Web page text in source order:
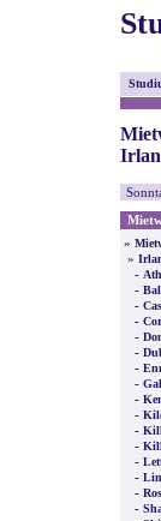
»
»
-
-
-
-
-
-
-
-
-
-
-
-
-
-
-
-